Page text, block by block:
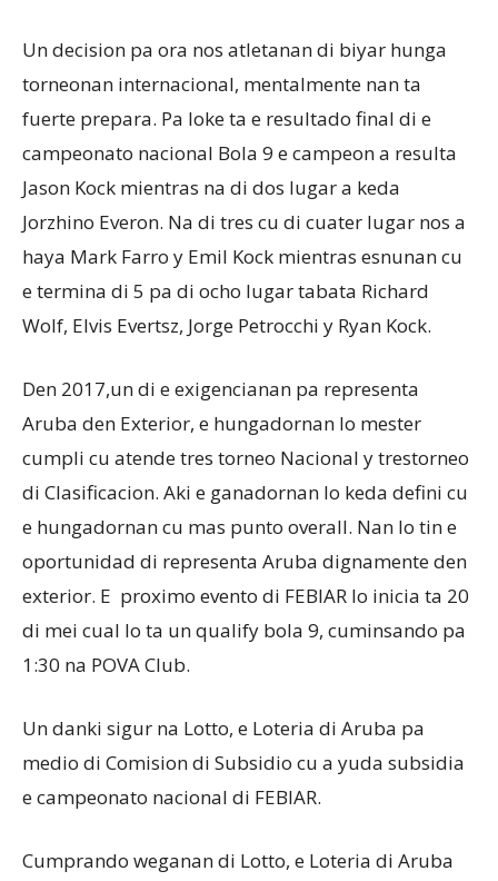
Un decision pa ora nos atletanan di biyar hunga
torneonan internacional, mentalmente nan ta
fuerte prepara. Pa loke ta e resultado final di e
campeonato nacional Bola 9 e campeon a resulta
Jason Kock mientras na di dos lugar a keda
Jorzhino Everon. Na di tres cu di cuater lugar nos a
haya Mark Farro y Emil Kock mientras esnunan cu
e termina di 5 pa di ocho lugar tabata Richard
Wolf, Elvis Evertsz, Jorge Petrocchi y Ryan Kock.
Den 2017,un di e exigencianan pa representa
Aruba den Exterior, e hungadornan lo mester
cumpli cu atende tres torneo Nacional y trestorneo
di Clasificacion. Aki e ganadornan lo keda defini cu
e hungadornan cu mas punto overall. Nan lo tin e
oportunidad di representa Aruba dignamente den
exterior. E proximo evento di FEBIAR lo inicia ta 20
di mei cual lo ta un qualify bola 9, cuminsando pa
1:30 na POVA Club.
Un danki sigur na Lotto, e Loteria di Aruba pa
medio di Comision di Subsidio cu a yuda subsidia
e campeonato nacional di FEBIAR.
Cumprando weganan di Lotto, e Loteria di Aruba